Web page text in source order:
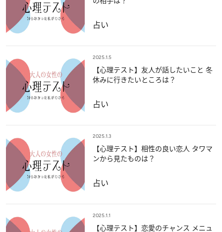
占い
2025.1.5
【心理テスト】友人が話したいこと 冬
休みに行きたいところは？
占い
2025.1.3
【心理テスト】相性の良い恋人 タワマ
ンから見たものは？
占い
2025.1.1
【心理テスト】恋愛のチャンス メニュ